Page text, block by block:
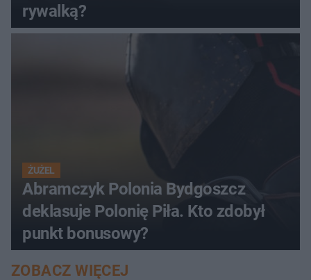
rywalką?
ŻUŻEL
Abramczyk Polonia Bydgoszcz
deklasuje Polonię Piła. Kto zdobył
punkt bonusowy?
ZOBACZ WIĘCEJ